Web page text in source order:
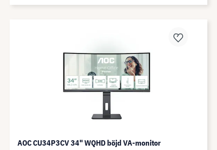
AOC CU34P3CV 34" WQHD böjd VA-monitor